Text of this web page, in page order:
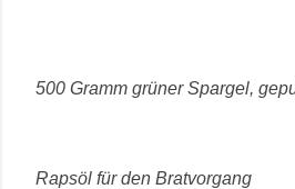
500 Gramm grüner Spargel,
Rapsöl für den Bratvorgang